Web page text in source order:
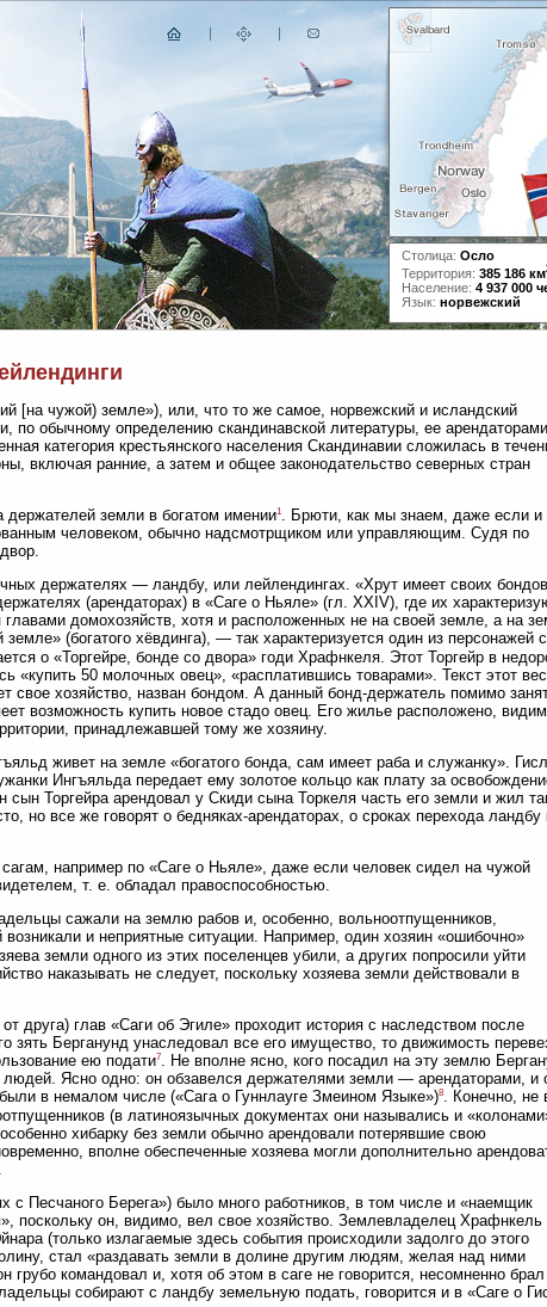
Столица: Осло
Территория: 385 186 км
Население: 4 937 000
Язык: норвежский
[на чужой) земле»), или, что то же самое, норвежский и исландский
по обычному определению скандинавской литературы, ее
категория крестьянского населения Скандинавии сложилась в
включая ранние, а затем и общее законодательство северных стран
земли в богатом имении1. Брюти, как мы знаем, даже если и
человеком, обычно надсмотрщиком или управляющим. Судя по
держателях — ландбу, или лейлендингах. «Хрут имеет своих
(арендаторах) в «Саге о Ньяле» (гл. XXIV), где их
главами домохозяйств, хотя и расположенных не на своей земле, а на
(богатого хёвдинга), — так характеризуется один из персонажей
о «Торгейре, бонде со двора» годи Храфнкеля. Этот Торгейр в
«купить 50 молочных овец», «расплатившись товарами». Текст этот
свое хозяйство, назван бондом. А данный бонд-держатель помимо
возможность купить новое стадо овец. Его жилье расположено,
принадлежавшей тому же хозяину.
живет на земле «богатого бонда, сам имеет раба и служанку».
Ингъяльда передает ему золотое кольцо как плату за
Торгейра арендовал у Скиди сына Торкеля часть его земли и жил
но все же говорят о бедняках-арендаторах, о сроках перехода ландбу
например по «Саге о Ньяле», даже если человек сидел на чужой
т. е. обладал правоспособностью.
сажали на землю рабов и, особенно, вольноотпущенников,
и неприятные ситуации. Например, один хозяин «ошибочно»
земли одного из этих поселенцев убили, а других попросили уйти
наказывать не следует, поскольку хозяева земли действовали в
друга) глав «Саги об Эгиле» проходит история с наследством после
зять Берганунд унаследовал все его имущество, то движимость
ею подати7. Не вполне ясно, кого посадил на эту землю
Ясно одно: он обзавелся держателями земли — арендаторами, и
в немалом числе («Сага о Гуннлауге Змеином Языке»)8. Конечно, не
(в латиноязычных документах они назывались и
хибарку без земли обычно арендовали потерявшие свою
вполне обеспеченные хозяева могли дополнительно
с Песчаного Берега») было много работников, в том числе и «наемщик
поскольку он, видимо, вел свое хозяйство. Землевладелец Храфнкель
(только излагаемые здесь события происходили задолго до этого
стал «раздавать земли в долине другим людям, желая над ними
грубо командовал и, хотя об этом в саге не говорится, несомненно брал
собирают с ландбу земельную подать, говорится и в «Саге о